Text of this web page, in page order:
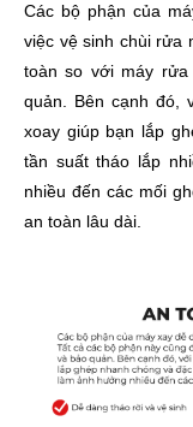
Các bộ phận của
việc vệ sinh chùi rửa
toàn so với máy
quản. Bên cạnh đó,
xoay giúp bạn lắp
tần suất tháo lắp
nhiều đến các mối
an toàn lâu dài.